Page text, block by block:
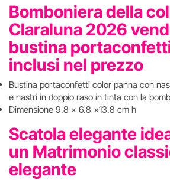
Bomboniera della
Claraluna 2026
bustina
inclusi nel prezzo
Bustina portaconfetti color panna con
e nastri in doppio raso in tinta con la
Dimensione 9.8 x 6.8 x13.8 cm h
Scatola elegante
un Matrimonio
elegante